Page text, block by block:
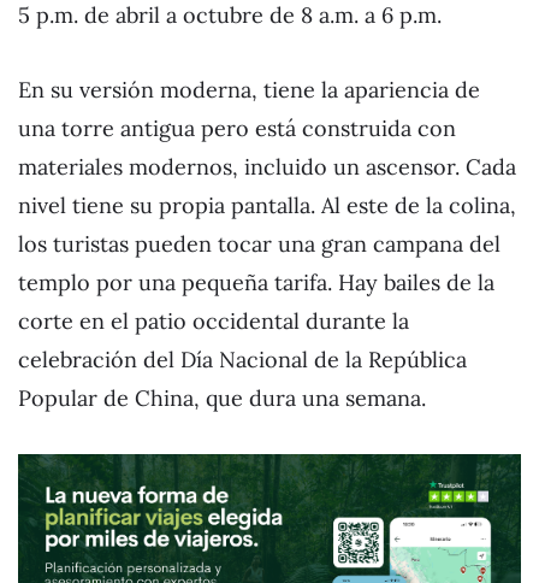
5 p.m. de abril a octubre de 8 a.m. a 6 p.m.
En su versión moderna, tiene la apariencia de
una torre antigua pero está construida con
materiales modernos, incluido un ascensor. Cada
nivel tiene su propia pantalla. Al este de la colina,
los turistas pueden tocar una gran campana del
templo por una pequeña tarifa. Hay bailes de la
corte en el patio occidental durante la
celebración del Día Nacional de la República
Popular de China, que dura una semana.